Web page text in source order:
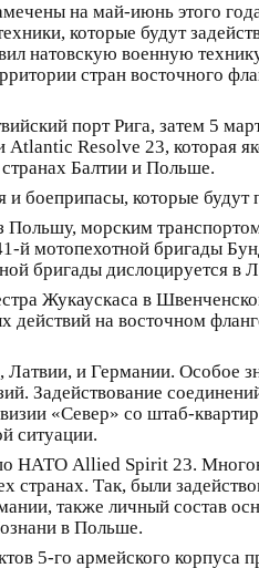
на май-июнь этого
которые будут
натовскую военную
стран восточного
порт Рига, затем 5
Atlantic Resolve 23, которая
Балтии и Польше.
боеприпасы, которые будут
Польшу, морским
мотопехотной бригады
бригады дислоцируется в
Жукаускаса в
действий на восточном
и Германии. Особое
Задействование
«Север» со штаб-
ситуации.
НАТО Allied Spirit 23.
странах. Так, были
также личный состав
в Польше.
5-го армейского корпуса